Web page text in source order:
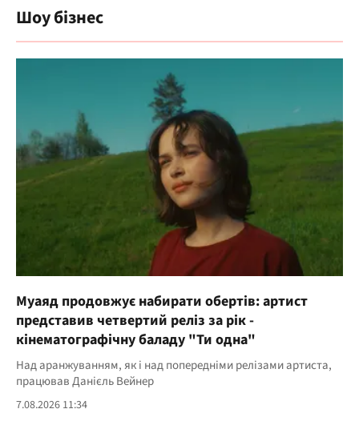
Шоу бізнес
Муаяд продовжує набирати обертів: артист
представив четвертий реліз за рік -
кінематографічну баладу "Ти одна"
Над аранжуванням, як і над попередніми релізами артиста,
працював Данієль Вейнер
7.08.2026 11:34